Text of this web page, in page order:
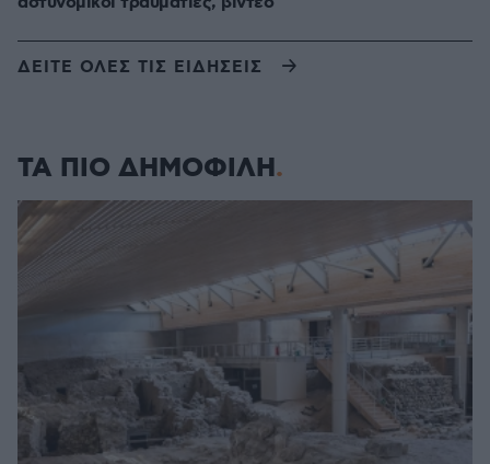
ΔΕΙΤΕ ΟΛΕΣ ΤΙΣ ΕΙΔΗΣΕΙΣ
ΤΑ ΠΙΟ ΔΗΜΟΦΙΛΗ